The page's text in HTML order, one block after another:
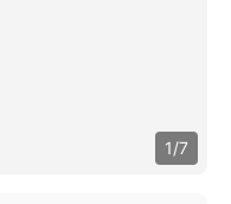
1/7